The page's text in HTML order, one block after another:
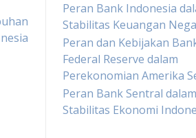
Peran Bank Indonesia
Stabilitas Keuangan
Peran dan Kebijakan
Federal Reserve dalam
Perekonomian Amerika
Peran Bank Sentral dalam
Stabilitas Ekonomi